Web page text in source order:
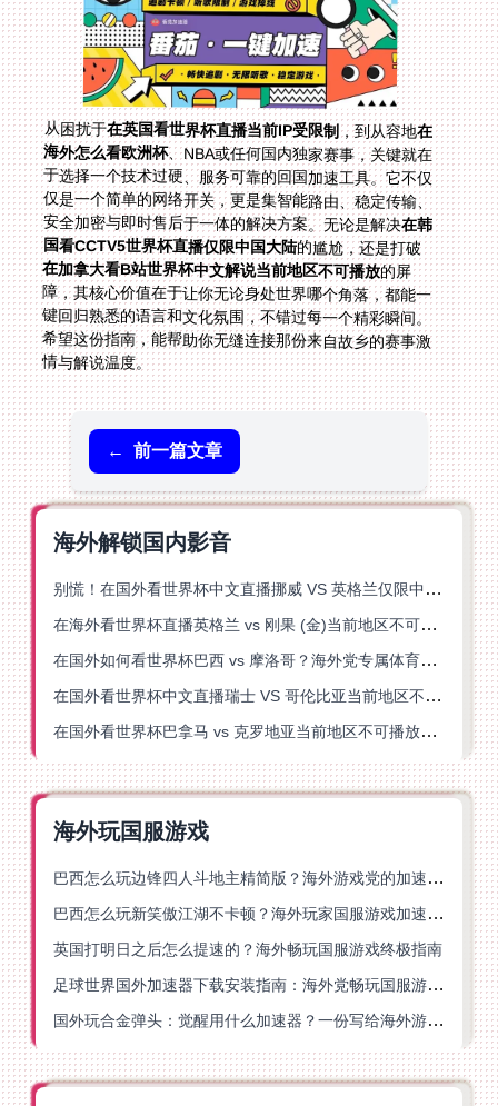
从困扰于在英国看世界杯直播当前IP受限制，到从容地在
海外怎么看欧洲杯、NBA或任何国内独家赛事，关键就在
于选择一个技术过硬、服务可靠的回国加速工具。它不仅
仅是一个简单的网络开关，更是集智能路由、稳定传输、
安全加密与即时售后于一体的解决方案。无论是解决在韩
国看CCTV5世界杯直播仅限中国大陆的尴尬，还是打破
在加拿大看B站世界杯中文解说当前地区不可播放的屏
障，其核心价值在于让你无论身处世界哪个角落，都能一
键回归熟悉的语言和文化氛围，不错过每一个精彩瞬间。
希望这份指南，能帮助你无缝连接那份来自故乡的赛事激
情与解说温度。
← 前一篇文章
海外解锁国内影音
别慌！在国外看世界杯中文直播挪威 VS 英格兰仅限中国大陆？这篇指南帮你搞定
在海外看世界杯直播英格兰 vs 刚果 (金)当前地区不可播放？这篇指南帮你突破所有限制
在国外如何看世界杯巴西 vs 摩洛哥？海外党专属体育观赛指南来了
在国外看世界杯中文直播瑞士 VS 哥伦比亚当前地区不可播放？这篇指南帮你搞定
在国外看世界杯巴拿马 vs 克罗地亚当前地区不可播放？这篇指南帮你轻松解决海外体育直播难题
海外玩国服游戏
巴西怎么玩边锋四人斗地主精简版？海外游戏党的加速器终极选择
巴西怎么玩新笑傲江湖不卡顿？海外玩家国服游戏加速终极指南（附猫和老鼠一梦江湖实测）
英国打明日之后怎么提速的？海外畅玩国服游戏终极指南
足球世界国外加速器下载安装指南：海外党畅玩国服游戏的终极解决方案
国外玩合金弹头：觉醒用什么加速器？一份写给海外游子的畅玩指南